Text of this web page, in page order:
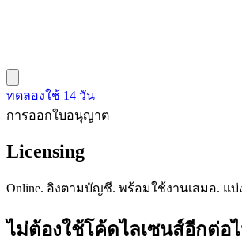
ทดลองใช้ 14 วัน
การออกใบอนุญาต
Licensing
Online. อิงตามบัญชี. พร้อมใช้งานเสมอ. แบ่
ไม่ต้องใช้โค้ดไลเซนส์อีกต่อ